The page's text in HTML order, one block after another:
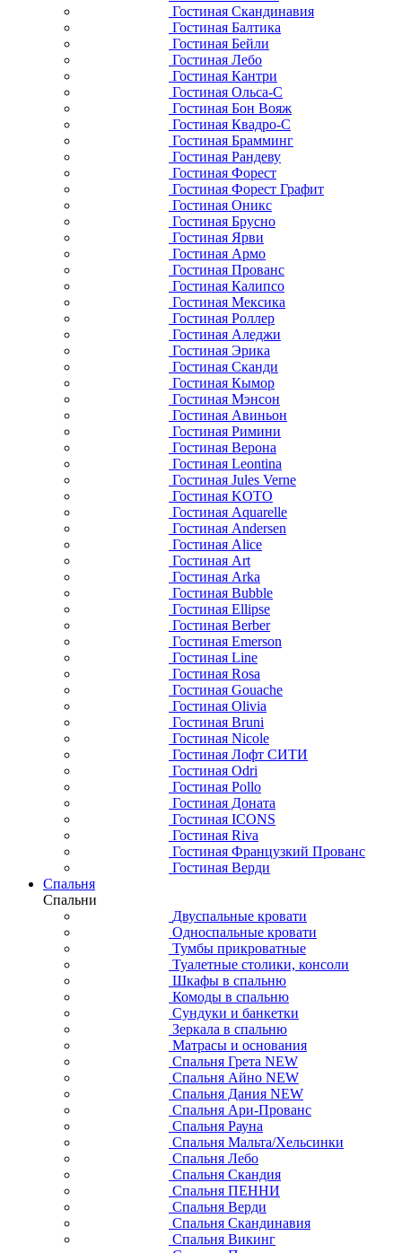
Гостиная Скандинавия
Гостиная Балтика
Гостиная Бейли
Гостиная Лебо
Гостиная Кантри
Гостиная Ольса-С
Гостиная Бон Вояж
Гостиная Квадро-С
Гостиная Брамминг
Гостиная Рандеву
Гостиная Форест
Гостиная Форест Графит
Гостиная Оникс
Гостиная Брусно
Гостиная Ярви
Гостиная Армо
Гостиная Прованс
Гостиная Калипсо
Гостиная Мексика
Гостиная Роллер
Гостиная Аледжи
Гостиная Эрика
Гостиная Сканди
Гостиная Кымор
Гостиная Мэнсон
Гостиная Авиньон
Гостиная Римини
Гостиная Верона
Гостиная Leontina
Гостиная Jules Verne
Гостиная KOTO
Гостиная Aquarelle
Гостиная Andersen
Гостиная Alice
Гостиная Art
Гостиная Arka
Гостиная Bubble
Гостиная Ellipse
Гостиная Berber
Гостиная Emerson
Гостиная Line
Гостиная Rosa
Гостиная Gouache
Гостиная Olivia
Гостиная Bruni
Гостиная Nicole
Гостиная Лофт СИТИ
Гостиная Odri
Гостиная Pollo
Гостиная Доната
Гостиная ICONS
Гостиная Riva
Гостиная Французкий Прованс
Гостиная Верди
Спальня
Спальни
Двуспальные кровати
Односпальные кровати
Тумбы прикроватные
Туалетные столики, консоли
Шкафы в спальню
Комоды в спальню
Сундуки и банкетки
Зеркала в спальню
Матрасы и основания
Спальня Грета NEW
Спальня Айно NEW
Спальня Дания NEW
Спальня Ари-Прованс
Спальня Рауна
Спальня Мальта/Хельсинки
Спальня Лебо
Спальня Скандия
Спальня ПЕННИ
Спальня Верди
Спальня Скандинавия
Спальня Викинг